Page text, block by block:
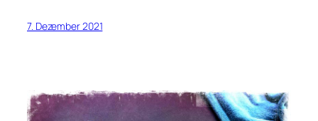
7. Dezember 2021